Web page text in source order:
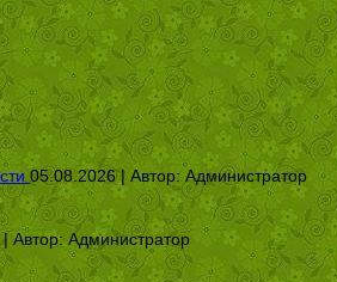
05.08.2026 | Автор: Администратор
Автор: Администратор